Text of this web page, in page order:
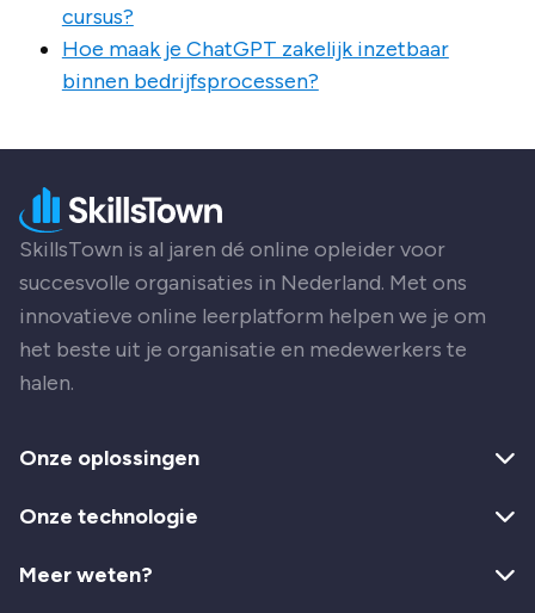
cursus?
Hoe maak je ChatGPT zakelijk inzetbaar
binnen bedrijfsprocessen?
SkillsTown is al jaren dé online opleider voor
succesvolle organisaties in Nederland. Met ons
innovatieve online leerplatform helpen we je om
het beste uit je organisatie en medewerkers te
halen.
Onze oplossingen
Onze technologie
Meer weten?